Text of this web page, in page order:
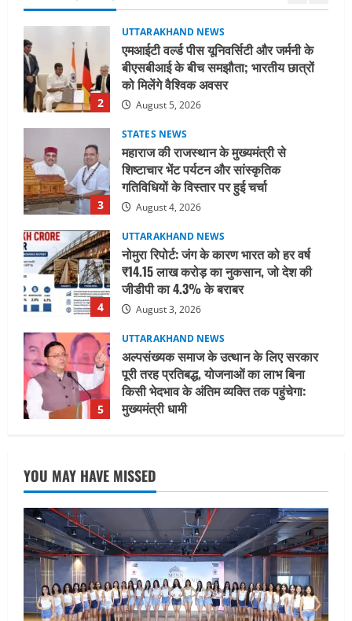
2
UTTARAKHAND NEWS
एमआईटी वर्ल्ड पीस यूनिवर्सिटी और जर्मनी के
बीएसबीआई के बीच समझौता; भारतीय छात्रों
को मिलेंगे वैश्विक अवसर
August 5, 2026
3
STATES NEWS
महाराज की राजस्थान के मुख्यमंत्री से
शिष्टाचार भेंट पर्यटन और सांस्कृतिक
गतिविधियों के विस्तार पर हुई चर्चा
August 4, 2026
4
UTTARAKHAND NEWS
नोमुरा रिपोर्ट: जंग के कारण भारत को हर वर्ष
₹14.15 लाख करोड़ का नुकसान, जो देश की
जीडीपी का 4.3% के बराबर
August 3, 2026
5
UTTARAKHAND NEWS
अल्पसंख्यक समाज के उत्थान के लिए सरकार
पूरी तरह प्रतिबद्ध, योजनाओं का लाभ बिना
किसी भेदभाव के अंतिम व्यक्ति तक पहुंचेगा:
मुख्यमंत्री धामी
1
ब्यूटीफुल आइज़’ एवं ‘मिस ब्यूटीफुल हेयर’ का
आयोजन
August 5, 2026
2
UTTARAKHAND NEWS
एमआईटी वर्ल्ड पीस यूनिवर्सिटी और जर्मनी के
बीएसबीआई के बीच समझौता; भारतीय छात्रों
को मिलेंगे वैश्विक अवसर
August 5, 2026
YOU MAY HAVE MISSED